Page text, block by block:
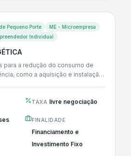
Pequeno Porte
ME - Microempresa
Individual
para a redução do consumo de
como a aquisição e instalação
TAXA livre negociação
FINALIDADE
Financiamento e
Investimento Fixo